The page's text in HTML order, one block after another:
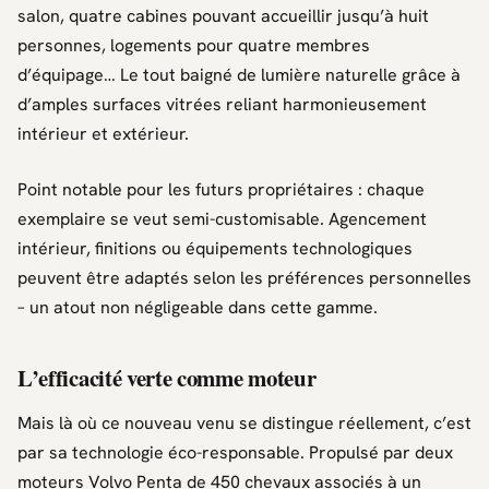
salon, quatre cabines pouvant accueillir jusqu’à huit
personnes, logements pour quatre membres
d’équipage… Le tout baigné de lumière naturelle grâce à
d’amples surfaces vitrées reliant harmonieusement
intérieur et extérieur.
Point notable pour les futurs propriétaires : chaque
exemplaire se veut semi-customisable. Agencement
intérieur, finitions ou équipements technologiques
peuvent être adaptés selon les préférences personnelles
– un atout non négligeable dans cette gamme.
L’efficacité verte comme moteur
Mais là où ce nouveau venu se distingue réellement, c’est
par sa technologie éco-responsable. Propulsé par deux
moteurs Volvo Penta de 450 chevaux associés à un